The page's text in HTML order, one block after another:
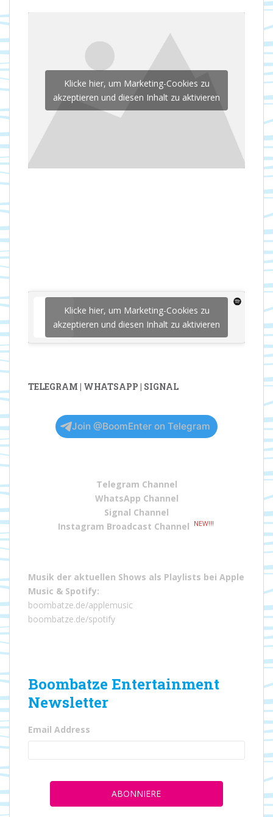
Klicke hier, um Marketing-Cookies zu
akzeptieren und diesen Inhalt zu aktivieren
Klicke hier, um Marketing-Cookies zu
akzeptieren und diesen Inhalt zu aktivieren
TELEGRAM | WHATSAPP | SIGNAL
Join @BoomEnter on Telegram
Telegram Channel
WhatsApp Channel
Signal Channel
Instagram Broadcast Channel
NEW!!!
Musik der aktuellen Shows als Playlists bei Apple
Music & Spotify:
boombatze.de/applemusic
boombatze.de/spotify
Boombatze Entertainment
Newsletter
Email Address